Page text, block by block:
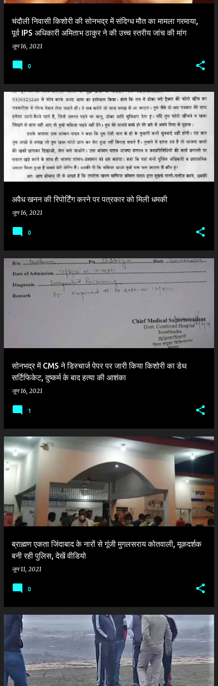
चंदौली निवासी किशोरी की सोनभद्र में संदिग्ध मौत का मामला गरमाया,
पूर्व IPS अधिकारी अमिताभ ठाकुर ने की उच्च स्तरीय जांच की मांग
जून 16, 2021
0
अवैध खनन की रिपोर्टिंग करने पर पत्रकार को मिली धमकी
जून 16, 2021
0
सोनभद्र में CMS ने डिस्चार्ज पेपर पर जारी किया किशोरी का डेथ
सर्टिफिकेट, दुष्कर्म के बाद हत्या की आशंका
जून 16, 2021
1
ब्राह्मण एकता जिंदाबाद के नारों से गूंजी मुगलसराय कोतवाली, मूकदर्शक
बनी रही पुलिस, देखें वीडियो
जून 11, 2021
0